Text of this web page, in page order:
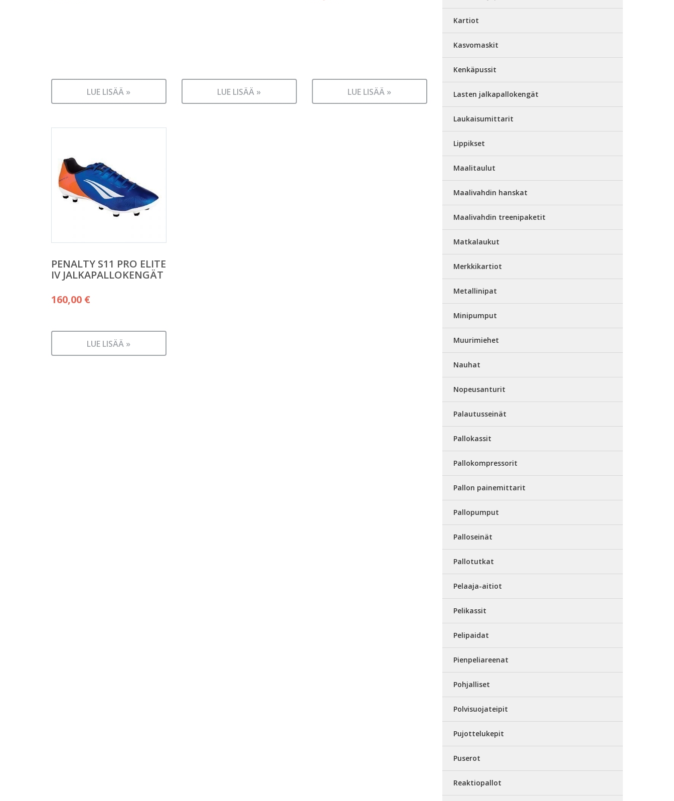
LUE LISÄÄ » LUE LISÄÄ » LUE LISÄÄ »
PENALTY S11 PRO ELITE
IV JALKAPALLOKENGÄT
160,00 €
LUE LISÄÄ »
Kartiot
Kasvomaskit
Kenkäpussit
Lasten jalkapallokengät
Laukaisumittarit
Lippikset
Maalitaulut
Maalivahdin hanskat
Maalivahdin treenipaketit
Matkalaukut
Merkkikartiot
Metallinipat
Minipumput
Muurimiehet
Nauhat
Nopeusanturit
Palautusseinät
Pallokassit
Pallokompressorit
Pallon painemittarit
Pallopumput
Palloseinät
Pallotutkat
Pelaaja-aitiot
Pelikassit
Pelipaidat
Pienpeliareenat
Pohjalliset
Polvisuojateipit
Pujottelukepit
Puserot
Reaktiopallot